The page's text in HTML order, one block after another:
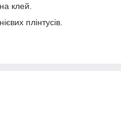
клей.
плінтусів.